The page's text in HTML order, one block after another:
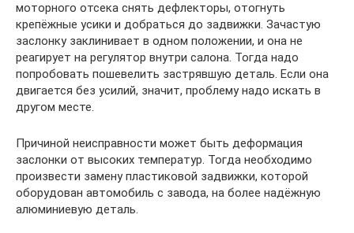
моторного отсека снять дефлекторы, отогнуть
крепёжные усики и добраться до задвижки. Зачастую
заслонку заклинивает в одном положении, и она не
реагирует на регулятор внутри салона. Тогда надо
попробовать пошевелить застрявшую деталь. Если она
двигается без усилий, значит, проблему надо искать в
другом месте.
Причиной неисправности может быть деформация
заслонки от высоких температур. Тогда необходимо
произвести замену пластиковой задвижки, которой
оборудован автомобиль с завода, на более надёжную
алюминиевую деталь.